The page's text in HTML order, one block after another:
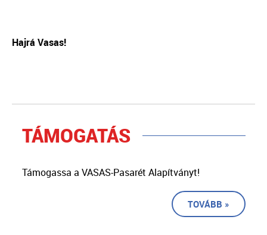
Hajrá Vasas!
TÁMOGATÁS
Támogassa a VASAS-Pasarét Alapítványt!
TOVÁBB »